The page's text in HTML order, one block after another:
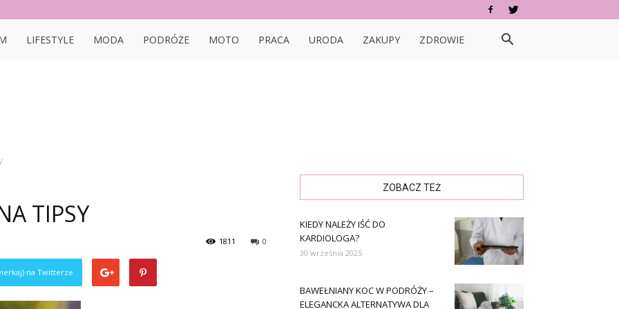
LIFESTYLE MODA PODRÓŻE MOTO PRACA URODA ZAKUPY ZDROWIE
TIPSY
0
1811
na Twitterze
ZOBACZ TEŻ
KIEDY NALEŻY IŚĆ DO
KARDIOLOGA?
30 września 2025
BAWEŁNIANY KOC W PODRÓŻY –
ELEGANCKA ALTERNATYWA DLA